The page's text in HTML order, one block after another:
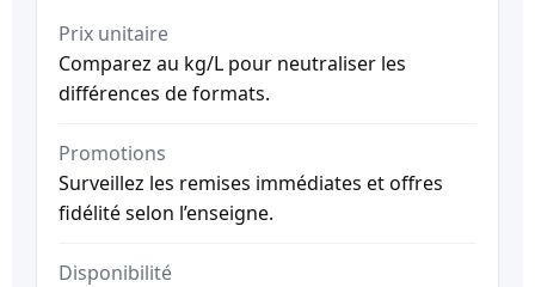
Prix unitaire
Comparez au kg/L pour neutraliser les
différences de formats.
Promotions
Surveillez les remises immédiates et offres
fidélité selon l’enseigne.
Disponibilité